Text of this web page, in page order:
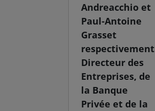
Andreacchio et
Paul-Antoine
Grasset
respectivement
Directeur des
Entreprises, de
la Banque
Privée et de la